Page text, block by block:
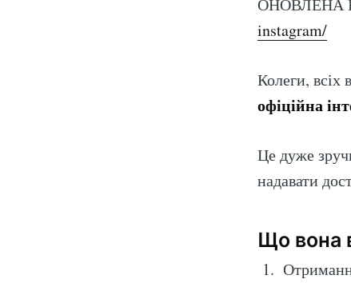
instagram/
Колеги, всіх
офіційна
Це дуже
надавати
Що вона